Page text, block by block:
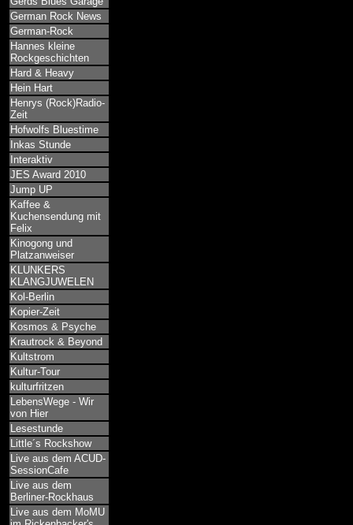
German Rock News
German-Rock
Hannes kleine
Rockgeschichten
Hard & Heavy
Hein Hart
Henrys (Rock)Radio-
Zeit
Hofwolfs Bluestime
Inkas Stunde
Interaktiv
JES Award 2010
Jump UP
Kaffee &
Kuchensendung mit
Felix
Kinogong und
Platzanweiser
KLUNKERS
KLANGJUWELEN
Kol-Berlin
Kopier-Zeit
Kosmos & Psyche
Krautrock & Beyond
Kultstrom
Kultur-Tour
kulturfritzen
LebensWege - Wir
von Hier
Lesestunde
Little´s Rockshow
Live aus dem ACUD-
SessionCafe
Live aus dem
Berliner-Rockhaus
Live aus dem MoMU